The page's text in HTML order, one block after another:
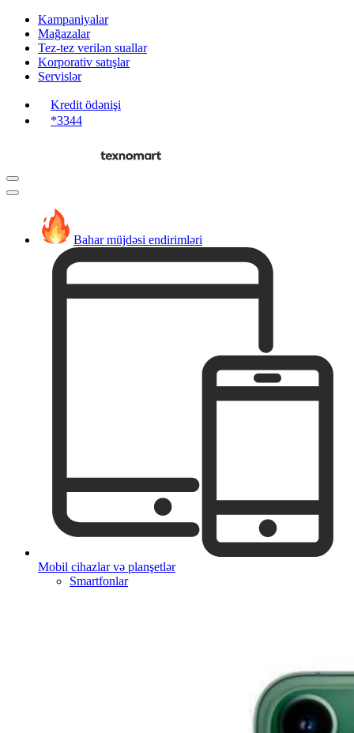
Kampaniyalar
Mağazalar
Tez-tez verilən suallar
Korporativ satışlar
Servislər
Kredit ödənişi
*3344
Bahar müjdəsi endirimləri
Mobil cihazlar və planşetlər
Smartfonlar